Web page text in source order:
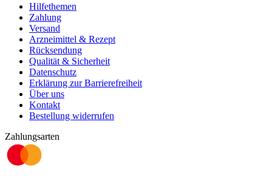
Hilfethemen
Zahlung
Versand
Arzneimittel & Rezept
Rücksendung
Qualität & Sicherheit
Datenschutz
Erklärung zur Barrierefreiheit
Über uns
Kontakt
Bestellung widerrufen
Zahlungsarten